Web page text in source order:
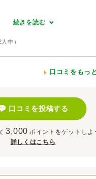
続きを読む
人中）
口コミをもっ
口コミを投稿する
3,000 ポイント をゲットしよ
詳しくはこちら